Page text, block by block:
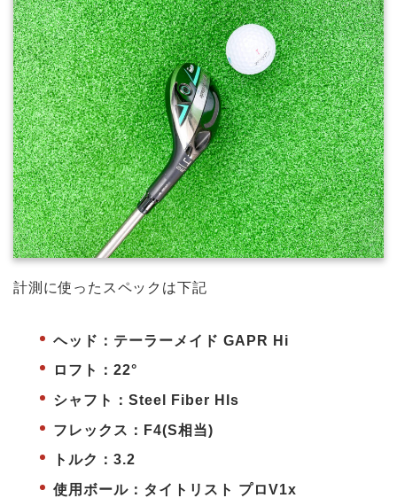
計測に使ったスペックは下記
ヘッド：テーラーメイド GAPR Hi
ロフト：22°
シャフト：Steel Fiber Hls
フレックス：F4(S相当)
トルク：3.2
使用ボール：タイトリスト プロV1x